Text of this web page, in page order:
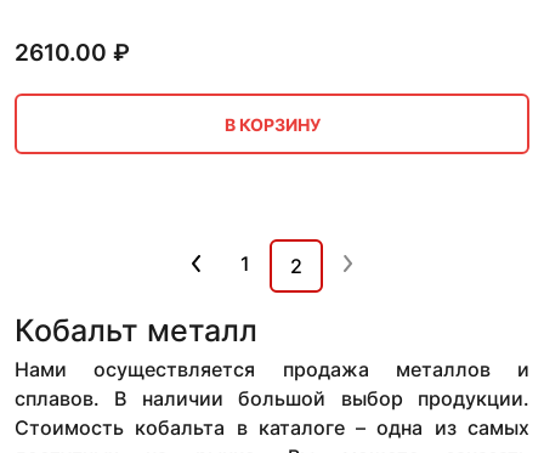
2610.00 ₽
В КОРЗИНУ
1 2
Кобальт металл
Нами осуществляется продажа металлов и
сплавов. В наличии большой выбор продукции.
Стоимость кобальта в каталоге – одна из самых